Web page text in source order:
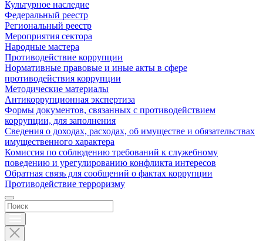
Культурное наследие
Федеральный реестр
Региональный реестр
Мероприятия сектора
Народные мастера
Противодействие коррупции
Нормативные правовые и иные акты в сфере
противодействия коррупции
Методические материалы
Антикоррупционная экспертиза
Формы документов, связанных с противодействием
коррупции, для заполнения
Сведения о доходах, расходах, об имуществе и обязательствах
имущественного характера
Комиссия по соблюдению требований к служебному
поведению и урегулированию конфликта интересов
Обратная связь для сообщений о фактах коррупции
Противодействие терроризму